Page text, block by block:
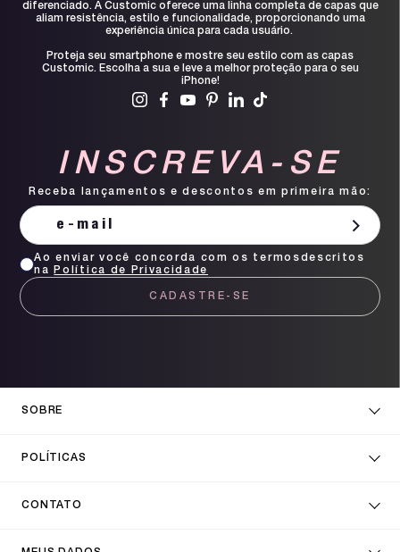
diferenciado. A Customic oferece uma linha completa de capas que
aliam resistência, estilo e funcionalidade, proporcionando uma
experiência única para cada usuário.
Proteja seu smartphone e mostre seu estilo com as capas
Customic. Escolha a sua e leve a melhor proteção para o seu
iPhone!
INSCREVA-SE
Receba lançamentos e descontos em primeira mão:
CADASTRE-SE
Ao enviar você concorda com os termosdescritos
na
Política de Privacidade
SOBRE
POLÍTICAS
CONTATO